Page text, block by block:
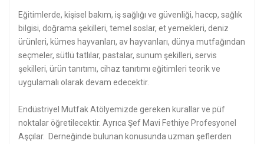
Eğitimlerde, kişisel bakım, iş sağlığı ve güvenliği, haccp, sağlık
bilgisi, doğrama şekilleri, temel soslar, et yemekleri, deniz
ürünleri, kümes hayvanları, av hayvanları, dünya mutfağından
seçmeler, sütlü tatlılar, pastalar, sunum şekilleri, servis
şekilleri, ürün tanıtımı, cihaz tanıtımı eğitimleri teorik ve
uygulamalı olarak devam edecektir.
Endüstriyel Mutfak Atölyemizde gereken kurallar ve püf
noktalar öğretilecektir. Ayrıca Şef Mavi Fethiye Profesyonel
Aşçılar. Derneğinde bulunan konusunda uzman şeflerden